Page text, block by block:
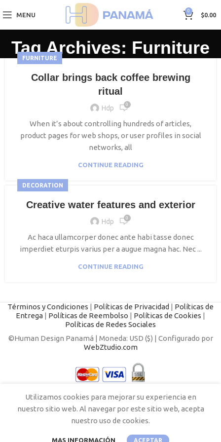
MENU
0
$0.00
Tag Archives: Furniture
FURNITURE
Collar brings back coffee brewing
ritual
Hdp 0
When it’s about controlling hundreds of articles,
product pages for web shops, or user profiles in social
networks, all
CONTINUE READING
DECORATION
Creative water features and exterior
Hdp 0
Ac haca ullamcorper donec ante habi tasse donec
imperdiet eturpis varius per a augue magna hac. Nec ...
CONTINUE READING
Términos y Condiciones | Políticas de Privacidad | Políticas de
Entrega | Políticas de Reembolso | Políticas de Cookies |
Políticas de Redes Sociales
©Human Design Panamá | Moneda: USD ($) | Configurado por
WebZtudio.com
Utilizamos cookies para mejorar su experiencia en
nuestro sitio web. Al navegar por este sitio web, acepta
nuestro uso de cookies.
MAS INFORMACIÓN ACEPTAR